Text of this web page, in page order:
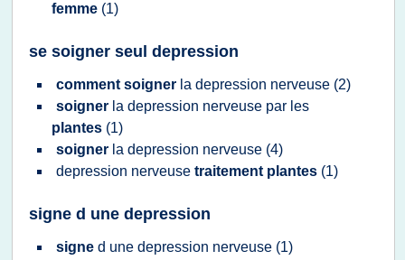
femme (1)
se soigner seul depression
comment soigner la depression nerveuse (2)
soigner la depression nerveuse par les
plantes (1)
soigner la depression nerveuse (4)
depression nerveuse traitement plantes (1)
signe d une depression
signe d une depression nerveuse (1)